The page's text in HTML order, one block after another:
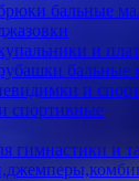
бальные
и
бальные
и
спортивные
гимнастики и